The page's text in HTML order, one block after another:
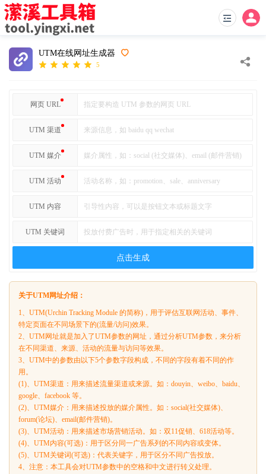
UTM在线网址生成器
5
网页 URL
UTM 渠道
UTM 媒介
UTM 活动
UTM 内容
UTM 关键词
点击生成
关于UTM网址介绍：
1、UTM(Urchin Tracking Module 的简称)，用于评估互联网活动、事件、
特定页面在不同场景下的(流量/访问)效果。
2、UTM网址就是加入了UTM参数的网址，通过分析UTM参数，来分析
在不同渠道、来源、活动的流量与访问等效果。
3、UTM中的参数由以下5个参数字段构成，不同的字段有着不同的作
用。
(1)、UTM渠道：用来描述流量渠道或来源。如：douyin、weibo、baidu、
google、facebook 等。
(2)、UTM媒介：用来描述投放的媒介属性。如：social(社交媒体)、
forum(论坛)、email(邮件营销)。
(3)、UTM活动：用来描述市场营销活动。如：双11促销、618活动等。
(4)、UTM内容(可选)：用于区分同一广告系列的不同内容或变体。
(5)、UTM关键词(可选)：代表关键字，用于区分不同广告投放。
4、注意：本工具会对UTM参数中的空格和中文进行转义处理。